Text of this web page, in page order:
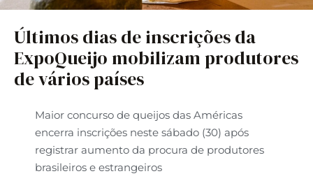
Últimos dias de inscrições da
ExpoQueijo mobilizam produtores
de vários países
Maior concurso de queijos das Américas
encerra inscrições neste sábado (30) após
registrar aumento da procura de produtores
brasileiros e estrangeiros